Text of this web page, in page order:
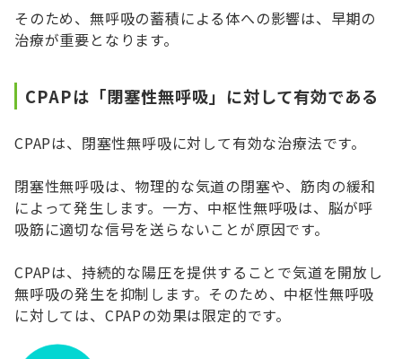
そのため、無呼吸の蓄積による体への影響は、早期の
治療が重要となります。
CPAPは「閉塞性無呼吸」に対して有効である
CPAPは、閉塞性無呼吸に対して有効な治療法です。
閉塞性無呼吸は、物理的な気道の閉塞や、筋肉の緩和
によって発生します。一方、中枢性無呼吸は、脳が呼
吸筋に適切な信号を送らないことが原因です。
CPAPは、持続的な陽圧を提供することで気道を開放し
無呼吸の発生を抑制します。そのため、中枢性無呼吸
に対しては、CPAPの効果は限定的です。